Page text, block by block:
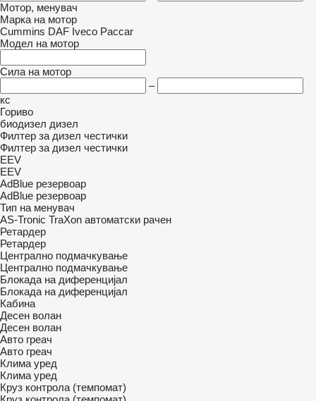
Мотор, менувач
Марка на мотор
Cummins DAF Iveco Paccar
Модел на мотор
Сила на мотор
–
кс
Гориво
биодизел дизел
Филтер за дизел честички
Филтер за дизел честички
EEV
EEV
AdBlue резервоар
AdBlue резервоар
Тип на менувач
AS-Tronic TraXon автоматски рачен
Ретардер
Ретардер
Централно подмачкување
Централно подмачкување
Блокада на диференцијал
Блокада на диференцијал
Кабина
Десен волан
Десен волан
Авто греач
Авто греач
Клима уред
Клима уред
Круз контрола (темпомат)